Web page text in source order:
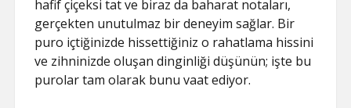
hafif çiçeksi tat ve biraz da baharat notaları,
gerçekten unutulmaz bir deneyim sağlar. Bir
puro içtiğinizde hissettiğiniz o rahatlama hissini
ve zihninizde oluşan dinginliği düşünün; işte bu
purolar tam olarak bunu vaat ediyor.